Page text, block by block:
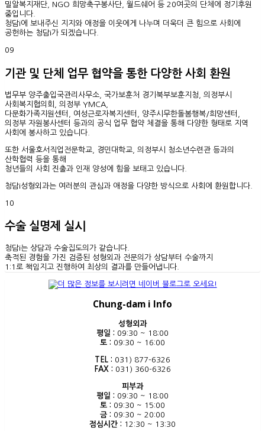
밀알복지재단, NGO 희망축구봉사단, 월드쉐어 등 20여곳의 단체에 정기후원
중입니다.
청담i에 보내주신 지지와 애정을 이웃에게 나누며 더욱더 큰 힘으로 사회에
공헌하는 청담i가 되겠습니다.
09
기관 및 단체 업무 협약을 통한 다양한 사회 환원
법무부 양주출입국관리사무소, 국가보훈처 경기북부보훈지청, 의정부시
사회복지협의회, 의정부 YMCA,
다문화가족지원센터, 여성근로자복지센터, 양주시무한돌봄행복/희망센터,
의정부 자원봉사센터 등과의 공식 업무 협약 체결을 통해 다양한 형태로 지역
사회에 봉사하고 있습니다.
또한 서울호서직업전문학교, 경민대학교, 의정부시 청소년수련관 등과의
산학협력 등을 통해
청년들의 사회 진출과 인재 양성에 힘을 보태고 있습니다.
청담i성형외과는 여러분의 관심과 애정을 다양한 방식으로 사회에 환원합니다.
10
수술 실명제 실시
청담i는 상담과 수술집도의가 같습니다.
축적된 경험을 가진 검증된 성형외과 전문의가 상담부터 수술까지
1:1로 책임지고 진행하여 최상의 결과를 만들어냅니다.
Chung-dam i Info
성형외과
평일 : 09:30 ~ 18:00
토 : 09:30 ~ 16:00
TEL : 031) 877-6326
FAX : 031) 360-6326
피부과
평일 : 09:30 ~ 18:00
토 : 09:30 ~ 15:00
금 : 09:30 ~ 20:00
점심시간 : 12:30 ~ 13:30